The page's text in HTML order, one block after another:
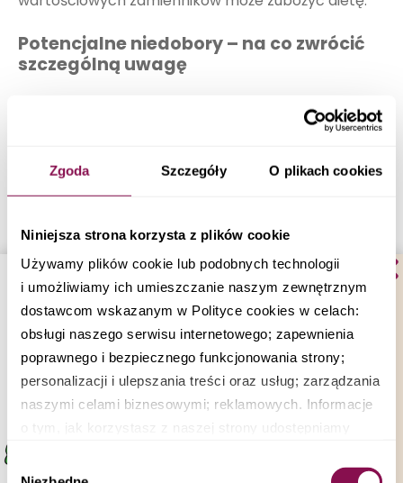
Zgoda Szczegóły O plikach cookies
Niniejsza strona korzysta z plików cookie
Używamy plików cookie lub podobnych technologii
i umożliwiamy ich umieszczanie naszym zewnętrznym
dostawcom wskazanym w Polityce cookies w celach:
obsługi naszego serwisu internetowego; zapewnienia
poprawnego i bezpiecznego funkcjonowania strony;
personalizacji i ulepszania treści oraz usług; zarządzania
naszymi celami biznesowymi; reklamowych. Informacje
o tym, jak korzystasz z naszej strony udostępniamy
analitycznym i biznesowym. Partnerzy mogą połączyć te
Wybór
Potencjalne niedobory – na co zwrócić
szczególną uwagę
Źle zbilansowana dieta bezglutenowa niesie ze sobą
ryzyko niedoborów kluczowych składników
zwrócić szczególną uwagę na odpowiednią podaż:
Błonnika pokarmowego:
Jego źródłem
powinny być bezglutenowe kasze
(gryczana, jaglana), brązowy ryż, nasiona
strączkowe, warzywa i owoce.
Witamin z grupy B:Znajdują się one w
mięsie, jajach, strączkach i grubych
kaszach bezglutenowych.
Żelaza i magnezu:Ich bogactwem są
zielone warzywa liściaste, pestki dyni,
nasiona sezamu i kasza gryczana.
Pułapka żywności przetworzonej